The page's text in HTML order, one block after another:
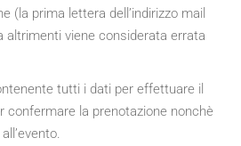
(la prima lettera dell’indirizzo mail
altrimenti viene considerata errata
tutti i dati per effettuare il
confermare la prenotazione nonchè